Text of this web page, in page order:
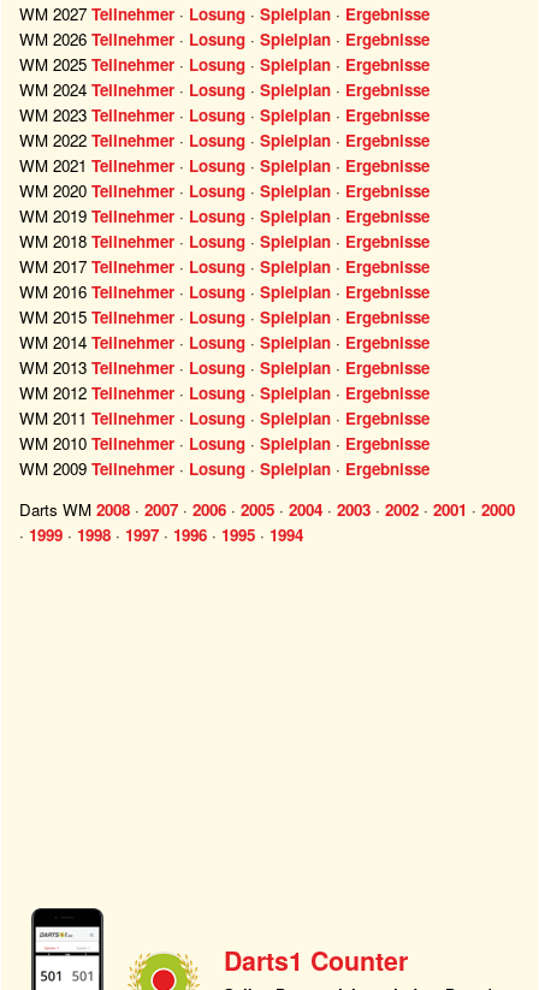
WM 2027 Teilnehmer · Losung · Spielplan · Ergebnisse
WM 2026 Teilnehmer · Losung · Spielplan · Ergebnisse
WM 2025 Teilnehmer · Losung · Spielplan · Ergebnisse
WM 2024 Teilnehmer · Losung · Spielplan · Ergebnisse
WM 2023 Teilnehmer · Losung · Spielplan · Ergebnisse
WM 2022 Teilnehmer · Losung · Spielplan · Ergebnisse
WM 2021 Teilnehmer · Losung · Spielplan · Ergebnisse
WM 2020 Teilnehmer · Losung · Spielplan · Ergebnisse
WM 2019 Teilnehmer · Losung · Spielplan · Ergebnisse
WM 2018 Teilnehmer · Losung · Spielplan · Ergebnisse
WM 2017 Teilnehmer · Losung · Spielplan · Ergebnisse
WM 2016 Teilnehmer · Losung · Spielplan · Ergebnisse
WM 2015 Teilnehmer · Losung · Spielplan · Ergebnisse
WM 2014 Teilnehmer · Losung · Spielplan · Ergebnisse
WM 2013 Teilnehmer · Losung · Spielplan · Ergebnisse
WM 2012 Teilnehmer · Losung · Spielplan · Ergebnisse
WM 2011 Teilnehmer · Losung · Spielplan · Ergebnisse
WM 2010 Teilnehmer · Losung · Spielplan · Ergebnisse
WM 2009 Teilnehmer · Losung · Spielplan · Ergebnisse
Darts WM 2008 · 2007 · 2006 · 2005 · 2004 · 2003 · 2002 · 2001 · 2000
· 1999 · 1998 · 1997 · 1996 · 1995 · 1994
Darts1 Counter